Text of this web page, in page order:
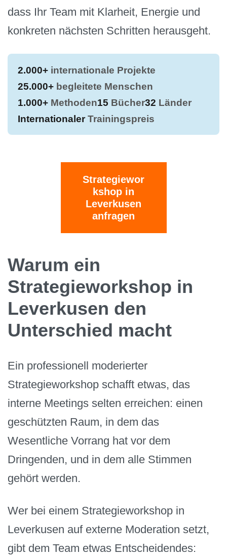
dass Ihr Team mit Klarheit, Energie und
konkreten nächsten Schritten herausgeht.
2.000+ internationale Projekte
25.000+ begleitete Menschen
1.000+ Methoden15 Bücher32 Länder
InternationalerTrainingspreis
Strategiewor
kshop in
Leverkusen
anfragen
Warum ein
Strategieworkshop in
Leverkusen den
Unterschied macht
Ein professionell moderierter
Strategieworkshop schafft etwas, das
interne Meetings selten erreichen: einen
geschützten Raum, in dem das
Wesentliche Vorrang hat vor dem
Dringenden, und in dem alle Stimmen
gehört werden.
Wer bei einem Strategieworkshop in
Leverkusen auf externe Moderation setzt,
gibt dem Team etwas Entscheidendes: